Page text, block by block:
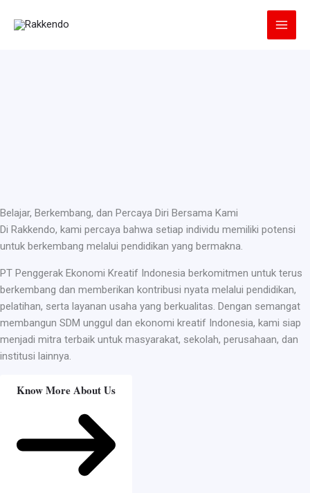
Belajar, Berkembang, dan Percaya Diri Bersama Kami
Di Rakkendo, kami percaya bahwa setiap individu memiliki potensi
untuk berkembang melalui pendidikan yang bermakna.
PT Penggerak Ekonomi Kreatif Indonesia berkomitmen untuk terus
berkembang dan memberikan kontribusi nyata melalui pendidikan,
pelatihan, serta layanan usaha yang berkualitas. Dengan semangat
membangun SDM unggul dan ekonomi kreatif Indonesia, kami siap
menjadi mitra terbaik untuk masyarakat, sekolah, perusahaan, dan
institusi lainnya.
Know More About Us